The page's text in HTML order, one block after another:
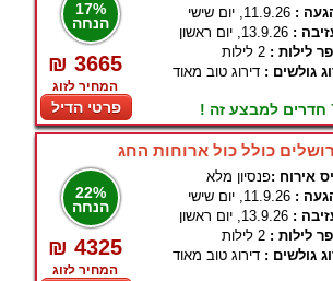
17%
הנחה
₪ 3665
המחיר לזוג
פרטי הדיל
: 11.9.26, יום שישי
: 13.9.26, יום ראשון
לילות : 2 לילות
גולשים : דירוג טוב מאוד
כולל כול ארוחות החג
22%
הנחה
₪ 4325
המחיר לזוג
אירוח :פנסיון מלא
: 11.9.26, יום שישי
: 13.9.26, יום ראשון
לילות : 2 לילות
גולשים : דירוג טוב מאוד